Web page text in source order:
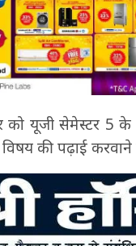
को यूजी सेमेस्टर 5
विषय की पढ़ाई